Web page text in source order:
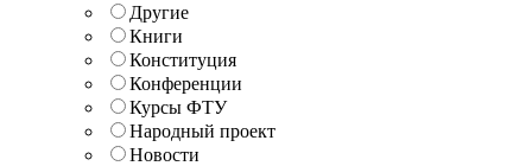
Другие
Книги
Конституция
Конференции
Курсы ФТУ
Народный проект
Новости